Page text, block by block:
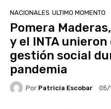
NACIONALES ULTIMO MOMENTO
Pomera
y el INTA
gestión social
pandemia
Por Patricia Escobar 05/